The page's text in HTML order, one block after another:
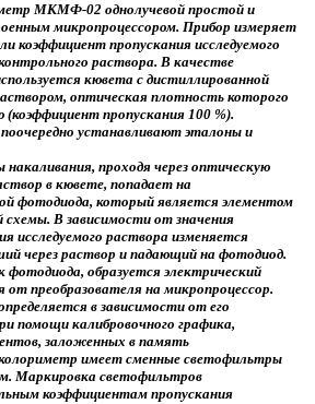
МКМФ-02 однолучевой простой и
микропроцессором. Прибор измеряет
коэффициент пропускания исследуемого
раствора. В качестве
кювета с дистиллированной
оптическая плотность которого
пропускания 100 %).
устанавливают эталоны и
проходя через оптическую
в кювете, попадает на
фотодиода, который является элементом
В зависимости от значения
исследуемого раствора изменяется
через раствор и падающий на фотодиод.
образуется электрический
от преобразователя на микропроцессор.
в зависимости от его
помощи калибровочного графика,
заложенных в память
имеет сменные светофильтры
Маркировка светофильтров
коэффициентам пропускания